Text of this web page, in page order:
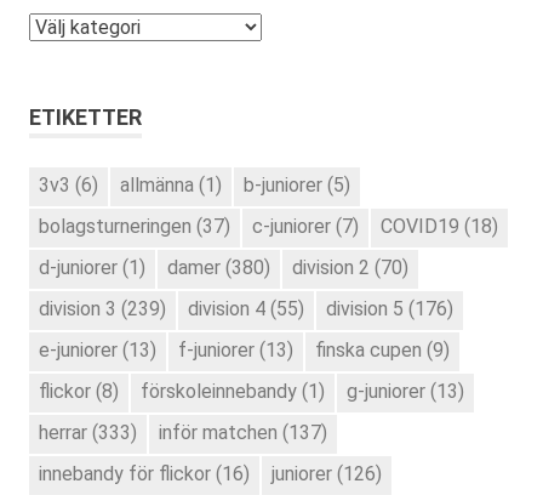
Kategorier
ETIKETTER
3v3 (6) allmänna (1) b-juniorer (5)
bolagsturneringen (37) c-juniorer (7) COVID19 (18)
d-juniorer (1) damer (380) division 2 (70)
division 3 (239) division 4 (55) division 5 (176)
e-juniorer (13) f-juniorer (13) finska cupen (9)
flickor (8) förskoleinnebandy (1) g-juniorer (13)
herrar (333) inför matchen (137)
innebandy för flickor (16) juniorer (126)